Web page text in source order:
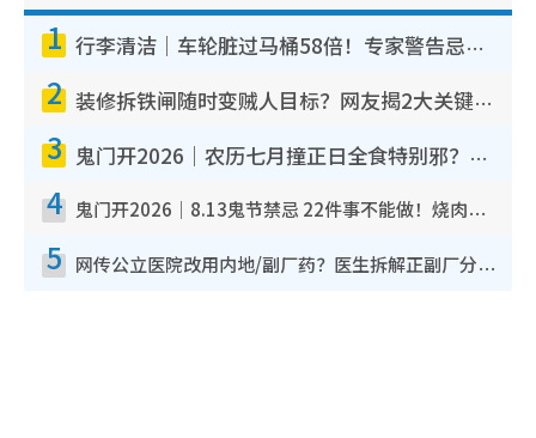
1 行李清洁｜车轮脏过马桶58倍！专家警告忌用酒精擦 教1招免脏手除菌
2 装修拆铁闸随时变贼人目标？网友揭2大关键用途：装新款等于白装？附新旧铁闸分别
3 鬼门开2026｜农历七月撞正日全食特别邪？专家警告切忌做一事！揭4大禁忌+2招保平安
4 鬼门开2026｜8.13鬼节禁忌 22件事不能做！烧肉、刺身要少食？半夜勿吹口哨/打给个电话
5 网传公立医院改用内地/副厂药？医生拆解正副厂分别，揭4类人换药随时出事